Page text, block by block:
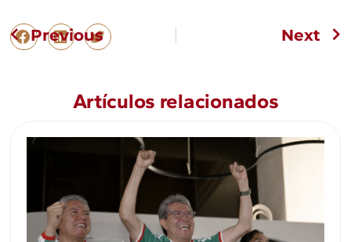
Previous Next
Artículos relacionados